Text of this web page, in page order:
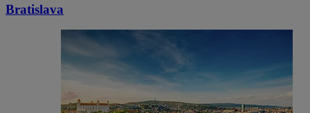
Bratislava